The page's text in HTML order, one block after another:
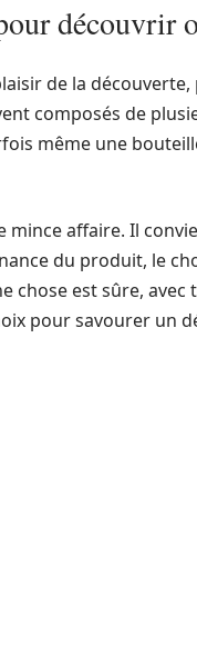
découvrir
de la
composés de
même une
mince affaire. Il
du produit, le
chose est sûre,
pour savourer un